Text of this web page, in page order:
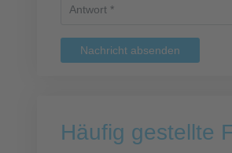
Nachricht absenden
Häufig gestellte